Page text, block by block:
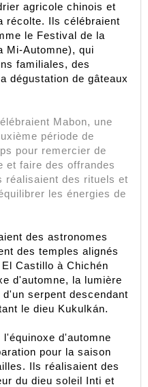
agricole chinois et
récolte. Ils célébraient
le Festival de la
Mi-Automne), qui
familiales, des
dégustation de gâteaux
Mabon, une
période de
pour remercier de
et faire des offrandes
réalisaient des rituels et
les énergies de
des astronomes
des temples alignés
Castillo à Chichén
d'automne, la lumière
serpent descendant
le dieu Kukulkán.
l'équinoxe d'automne
pour la saison
Ils réalisaient des
du dieu soleil Inti et